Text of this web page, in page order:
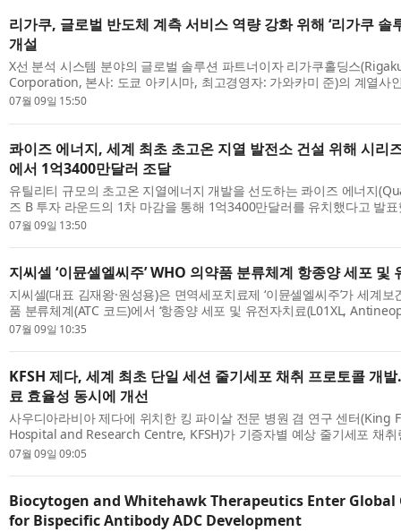
리가쿠, 글로벌 반도체 계측 서비스 역량 강화 위해 ‘리가쿠 솔
개설
X선 분석 시스템 분야의 글로벌 솔루션 파트너이자 리가쿠홀딩스
Corporation, 본사: 도쿄 아키시마, 최고경영자: 가와카미 준)의 계열사
Corporation)가 일본 오사카 공장에 리가쿠 솔루션즈 센터 오사카
07월 09일 15:50
콰이즈 에너지, 세계 최초 초고온 지열 발전소 건설 위해 시리
에서 1억3400만달러 조달
유틸리티 규모의 초고온 지열에너지 개발을 선도하는 콰이즈 에너지
즈 B 투자 라운드의 1차 마감을 통해 1억3400만달러를 유치했다고 발
와 부채 조달도 조만간 마무리될 예정이다. 이번 투자 라운드는 프렐류
07월 09일 13:50
지씨셀 ‘이뮨셀엘씨주’ WHO 의약품 분류체계 항종양 세포 및
지씨셀(대표 김재왕·원성용)은 면역세포치료제 ‘이뮨셀엘씨주’가 세계
품 분류체계(ATC 코드)에서 ‘항종양 세포 및 유전자치료(L01XL,
therapy)’ 카테고리로 공식 등재가 확정됐다고 9일 밝혔다. 기존에는 세
07월 09일 10:35
KFSH 제다, 세계 최초 단일 세션 줄기세포 채취 프로토콜 개
료 효율성 동시에 개선
사우디아라비아 제다에 위치한 킹 파이살 전문 병원 겸 연구 센터(King
Hospital and Research Centre, KFSH)가 기증자별 예상 줄기세포 채
확하게 예측하는 세계 최초의 프로토콜을 개발해 실제 임상에 적용하는
07월 09일 09:05
Biocytogen and Whitehawk Therapeutics Enter
for Bispecific Antibody ADC Development